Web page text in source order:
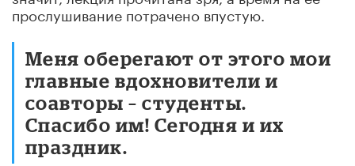
прослушивание потрачено впустую.
Меня оберегают от этого мои
главные вдохновители и
соавторы – студенты.
Спасибо им! Сегодня и их
праздник.